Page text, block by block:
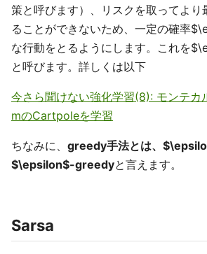
策と呼びます）、リスクを取ってより
ることができないため、一定の確率
な行動をとるようにします。これを
と呼びます。詳しくは以下
今さら聞けない強化学習(8): モンテカ
mのCartpoleを学習
ちなみに、 greedy手法とは、
$\epsilon$-greedyと言えます。
Sarsa